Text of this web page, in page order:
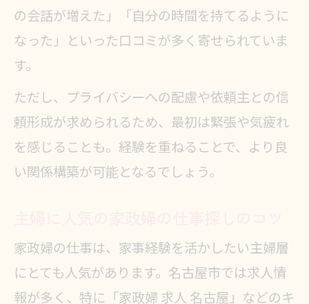
の会話が増えた」「自分の時間を持てるように
なった」といった口コミが多く寄せられていま
す。
ただし、プライバシーへの配慮や依頼主との信
頼形成が求められるため、最初は緊張や気疲れ
を感じることも。経験を重ねることで、より良
い関係構築が可能となるでしょう。
家政婦の仕事は、家事経験を活かしたい主婦層
にとても人気があります。名古屋市では求人情
報が多く、特に「家政婦 求人 名古屋」などのキ